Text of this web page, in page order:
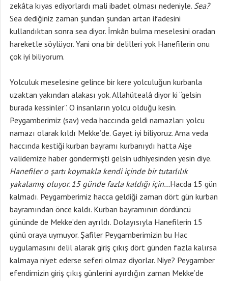
zekâta kıyas ediyorlardı mali ibadet olması nedeniyle. Sea?
Sea dediğiniz zaman şundan şundan artan ifadesini
kullandıktan sonra sea diyor. İmkân bulma meselesini oradan
hareketle söylüyor. Yani ona bir delilleri yok Hanefilerin onu
çok iyi biliyorum.
Yolculuk meselesine gelince bir kere yolculuğun kurbanla
uzaktan yakından alakası yok. Allahütealâ diyor ki “gelsin
burada kessinler”. O insanların yolcu olduğu kesin.
Peygamberimiz (sav) veda haccında geldi namazları yolcu
namazı olarak kıldı Mekke’de. Gayet iyi biliyoruz. Ama veda
haccında kestiği kurban bayramı kurbanıydı hatta Aişe
validemize haber göndermişti gelsin udhiyesinden yesin diye.
Hanefiler o şartı koymakla kendi içinde bir tutarlılık
yakalamış oluyor. 15 günde fazla kaldığı için…Hacda 15 gün
kalmadı. Peygamberimiz hacca geldiği zaman dört gün kurban
bayramından önce kaldı. Kurban bayramının dördüncü
gününde de Mekke’den ayrıldı. Dolayısıyla Hanefilerin 15
günü oraya uymuyor. Şafiler Peygamberimizin bu Hac
uygulamasını delil alarak giriş çıkış dört günden fazla kalırsa
kalmaya niyet ederse seferi olmaz diyorlar. Niye? Peygamber
efendimizin giriş çıkış günlerini ayırdığın zaman Mekke’de